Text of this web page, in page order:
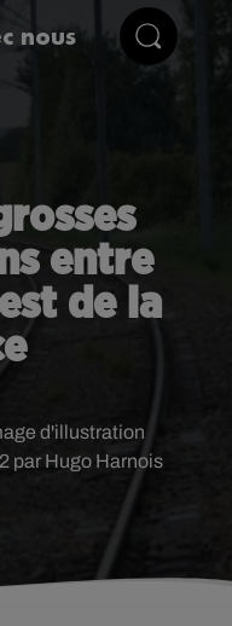
nous
entre
de la
par Hugo Harnois
d'illustration